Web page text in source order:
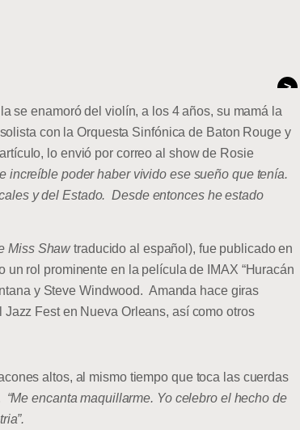
>
se enamoró del violín, a los 4 años, su mamá la
con la Orquesta Sinfónica de Baton Rouge y
lo envió por correo al show de Rosie
increíble poder haber vivido ese sueño que tenía.
y del Estado. Desde entonces he estado
Miss Shawtraducido al español), fue publicado en
rol prominente en la película de IMAX “Huracán
y Steve Windwood. Amanda hace giras
Fest en Nueva Orleans, así como otros
altos, al mismo tiempo que toca las cuerdas
“Me encanta maquillarme. Yo celebro el hecho de